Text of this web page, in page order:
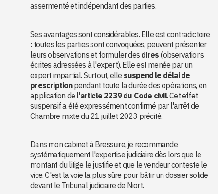
assermenté et indépendant des parties.
Ses avantages sont considérables. Elle est contradictoire
: toutes les parties sont convoquées, peuvent présenter
leurs observations et formuler des dires (observations
écrites adressées à l'expert). Elle est menée par un
expert impartial. Surtout, elle suspend le délai de
prescriptionpendant toute la durée des opérations, en
application de l'article 2239 du Code civil. Cet effet
suspensif a été expressément confirmé par l'arrêt de
Chambre mixte du 21 juillet 2023 précité.
Dans mon cabinet à Bressuire, je recommande
systématiquement l'expertise judiciaire dès lors que le
montant du litige le justifie et que le vendeur conteste le
vice. C'est la voie la plus sûre pour bâtir un dossier solide
devant le Tribunal judiciaire de Niort.